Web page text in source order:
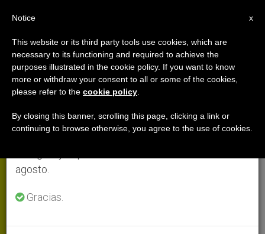
PAPA LEÓN XIV
El Santo Padre Presidió La Concelebración Eucarística En La Basílica
×
Aviso importante
Del 27 de julio al 7 de agosto haremos la pausa
anual, aprovechando que en el periodo de verano
se generan menos informaciones y también el
agosto.
Gracias.
x
Notice
This website or its third party tools use cookies, which are
necessary to its functioning and required to achieve the
purposes illustrated in the cookie policy. If you want to know
more or withdraw your consent to all or some of the cookies,
please refer to the cookie policy
By closing this banner, scrolling this page, clicking a link or
continuing to browse otherwise, you agree to the use of cookies.